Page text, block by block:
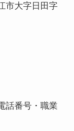
市大字日田字
話番号・職業